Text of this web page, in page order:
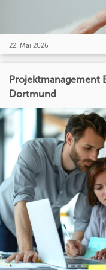
22. Mai 2026
Projektmanagement
Dortmund